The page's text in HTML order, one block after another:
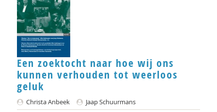
Denise Robbesom
Sabine Roeser
Peter Rombouts
Hartmut Rosa
Marieke Schoenmakers
Sandra Schouten
Een zoektocht naar hoe wij ons
kunnen verhouden tot weerloos
geluk
Christa Anbeek
Jaap Schuurmans